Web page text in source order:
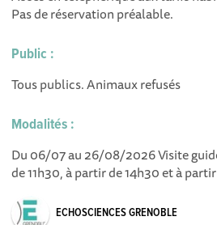
Pas de réservation préalable.
Public :
Tous publics. Animaux refusés
Modalités :
Du 06/07 au 26/08/2026 Visite
de 11h30, à partir de 14h30 et à
ECHOSCIENCES GRENOBLE